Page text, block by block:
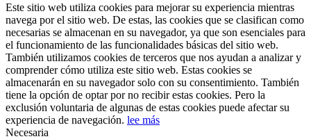
Este sitio web utiliza cookies para mejorar su experiencia mientras
navega por el sitio web. De estas, las cookies que se clasifican como
necesarias se almacenan en su navegador, ya que son esenciales para
el funcionamiento de las funcionalidades básicas del sitio web.
También utilizamos cookies de terceros que nos ayudan a analizar y
comprender cómo utiliza este sitio web. Estas cookies se
almacenarán en su navegador solo con su consentimiento. También
tiene la opción de optar por no recibir estas cookies. Pero la
exclusión voluntaria de algunas de estas cookies puede afectar su
experiencia de navegación. lee más
Necesaria